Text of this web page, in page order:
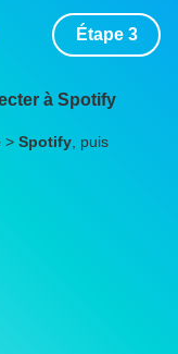
Étape 3
à Spotify
> Spotify , puis